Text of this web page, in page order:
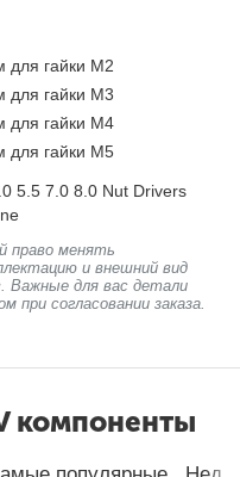
для гайки М2
для гайки М3
для гайки М4
для гайки М5
5.5 7.0 8.0 Nut Drivers
право менять
и внешний вид
Важные для вас детали
при согласовании заказа.
компоненты